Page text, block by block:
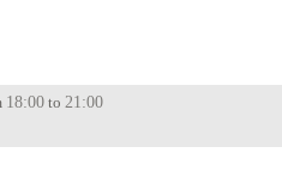
18:00 to 21:00